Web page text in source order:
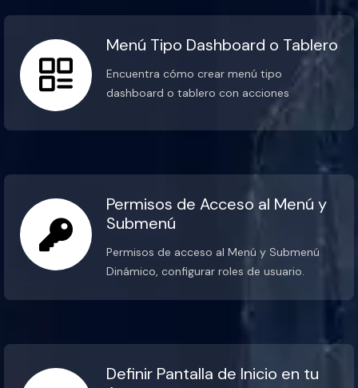
Menú Tipo Dashboard o Tablero
Encuentra cómo crear menú tipo
dashboard o tablero con acciones
Permisos de Acceso al Menú y
Submenú
Permisos de acceso al Menú y Submenú
Dinámico, configurar roles de usuario.
Definir Pantalla de Inicio en tu